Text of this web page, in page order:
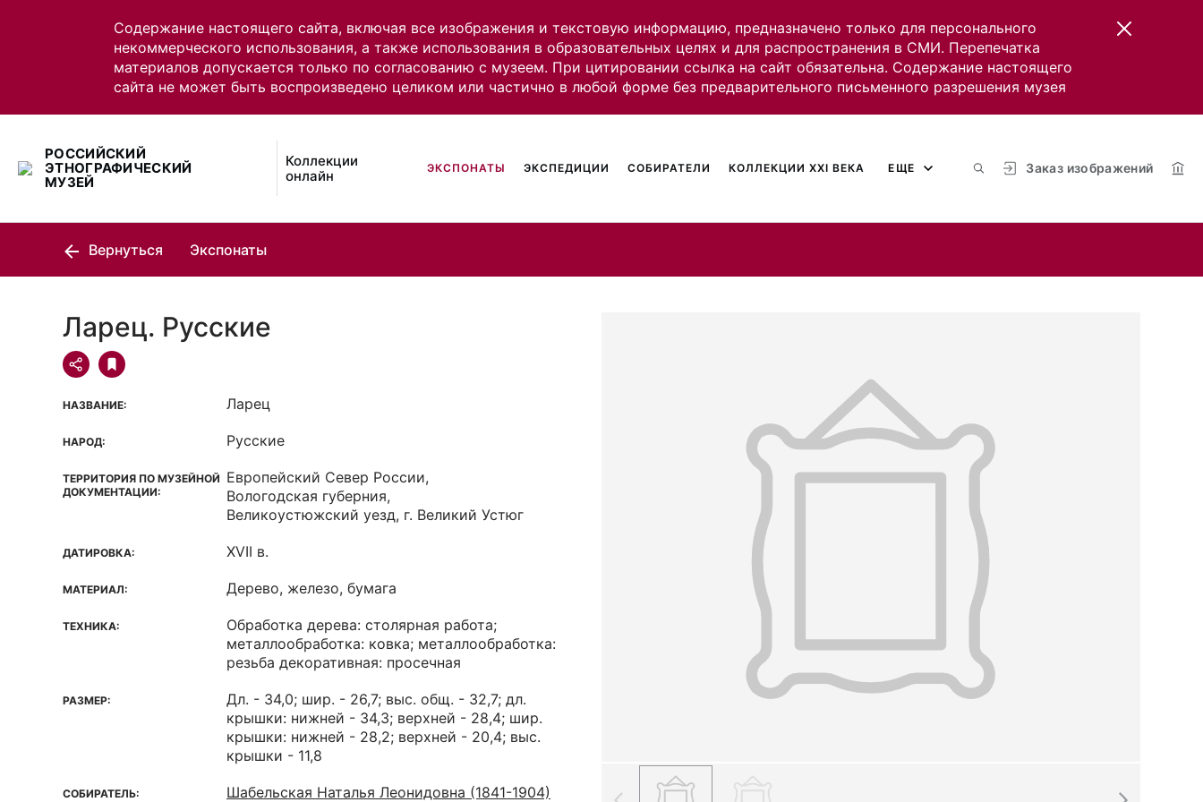
Содержание настоящего сайта, включая все изображения и текстовую информацию, предназначено только для персонального
некоммерческого использования, а также использования в образовательных целях и для распространения в СМИ. Перепечатка
материалов допускается только по согласованию с музеем. При цитировании ссылка на сайт обязательна. Содержание настоящего
сайта не может быть воспроизведено целиком или частично в любой форме без предварительного письменного разрешения музея
РОССИЙСКИЙ
ЭТНОГРАФИЧЕСКИЙ
МУЗЕЙ
Коллекции
онлайн
Заказ изображений
ЭКСПОНАТЫ ЭКСПЕДИЦИИ СОБИРАТЕЛИ КОЛЛЕКЦИИ XXI ВЕКА ЕЩЕ
Вернуться Экспонаты
Ларец. Русские
НАЗВАНИЕ: Ларец
НАРОД: Русские
ТЕРРИТОРИЯ ПО МУЗЕЙНОЙ
ДОКУМЕНТАЦИИ:
Европейский Север России,
Вологодская губерния,
Великоустюжский уезд, г. Великий Устюг
ДАТИРОВКА: XVII в.
МАТЕРИАЛ: Дерево, железо, бумага
ТЕХНИКА:
Обработка дерева: столярная работа;
металлообработка: ковка; металлообработка:
резьба декоративная: просечная
РАЗМЕР:
Дл. - 34,0; шир. - 26,7; выс. общ. - 32,7; дл.
крышки: нижней - 34,3; верхней - 28,4; шир.
крышки: нижней - 28,2; верхней - 20,4; выс.
крышки - 11,8
СОБИРАТЕЛЬ: Шабельская Наталья Леонидовна (1841-1904)